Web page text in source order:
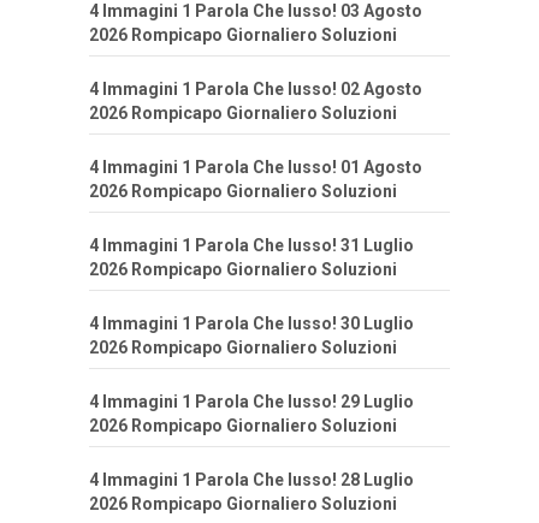
4 Immagini 1 Parola Che lusso! 03 Agosto
2026 Rompicapo Giornaliero Soluzioni
4 Immagini 1 Parola Che lusso! 02 Agosto
2026 Rompicapo Giornaliero Soluzioni
4 Immagini 1 Parola Che lusso! 01 Agosto
2026 Rompicapo Giornaliero Soluzioni
4 Immagini 1 Parola Che lusso! 31 Luglio
2026 Rompicapo Giornaliero Soluzioni
4 Immagini 1 Parola Che lusso! 30 Luglio
2026 Rompicapo Giornaliero Soluzioni
4 Immagini 1 Parola Che lusso! 29 Luglio
2026 Rompicapo Giornaliero Soluzioni
4 Immagini 1 Parola Che lusso! 28 Luglio
2026 Rompicapo Giornaliero Soluzioni